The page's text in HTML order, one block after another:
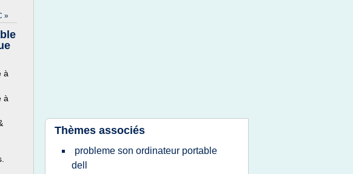
»
à
à
Thèmes associés
probleme son ordinateur portable
dell